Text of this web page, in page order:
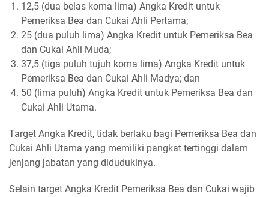
12,5 (dua belas koma lima) Angka Kredit untuk
Pemeriksa Bea dan Cukai Ahli Pertama;
25 (dua puluh lima) Angka Kredit untuk Pemeriksa Bea
dan Cukai Ahli Muda;
37,5 (tiga puluh tujuh koma lima) Angka Kredit untuk
Pemeriksa Bea dan Cukai Ahli Madya; dan
50 (lima puluh) Angka Kredit untuk Pemeriksa Bea dan
Cukai Ahli Utama.
Target Angka Kredit, tidak berlaku bagi Pemeriksa Bea dan
Cukai Ahli Utama yang memiliki pangkat tertinggi dalam
jenjang jabatan yang didudukinya.
Selain target Angka Kredit Pemeriksa Bea dan Cukai wajib